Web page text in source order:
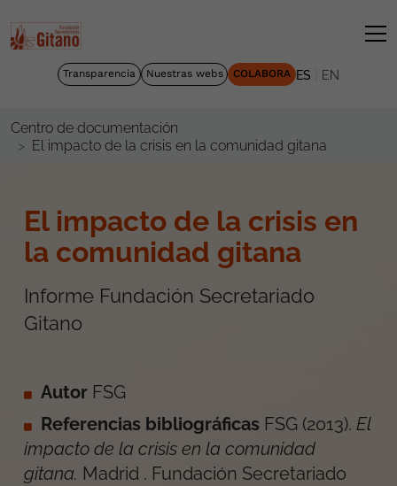
Transparencia Nuestras webs COLABORA ES EN
Centro de documentación
El impacto de la crisis en la comunidad gitana
El impacto de la crisis en
la comunidad gitana
Informe Fundación Secretariado
Gitano
Autor FSG
Referencias bibliográficas FSG (2013). El
impacto de la crisis en la comunidad
gitana. Madrid . Fundación Secretariado